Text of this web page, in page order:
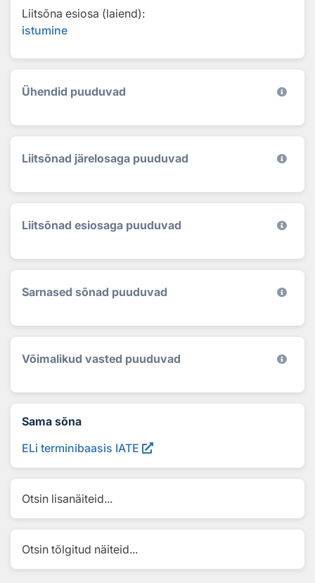
Liitsõna esiosa (laiend):
istumine
Ühendid puuduvad
Liitsõnad järelosaga puuduvad
Liitsõnad esiosaga puuduvad
Sarnased sõnad puuduvad
Võimalikud vasted puuduvad
Sama sõna
ELi terminibaasis IATE
Otsin lisanäiteid...
Otsin tõlgitud näiteid...